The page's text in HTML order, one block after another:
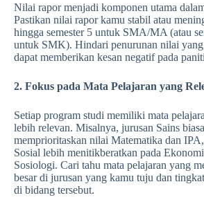
Nilai rapor menjadi komponen utama
Pastikan nilai rapor kamu stabil atau
hingga semester 5 untuk SMA/MA (atau
untuk SMK). Hindari penurunan nilai yang
dapat memberikan kesan negatif pada
2. Fokus pada Mata Pelajaran yang
Setiap program studi memiliki mata
lebih relevan. Misalnya, jurusan Sains
memprioritaskan nilai Matematika dan
Sosial lebih menitikberatkan pada
Sosiologi. Cari tahu mata pelajaran yang
besar di jurusan yang kamu tuju dan
di bidang tersebut.